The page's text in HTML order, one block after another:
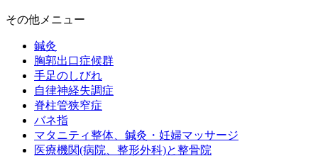
その他メニュー
鍼灸
胸郭出口症候群
手足のしびれ
自律神経失調症
脊柱管狭窄症
バネ指
マタニティ整体、鍼灸・妊婦マッサージ
医療機関(病院、整形外科)と整骨院